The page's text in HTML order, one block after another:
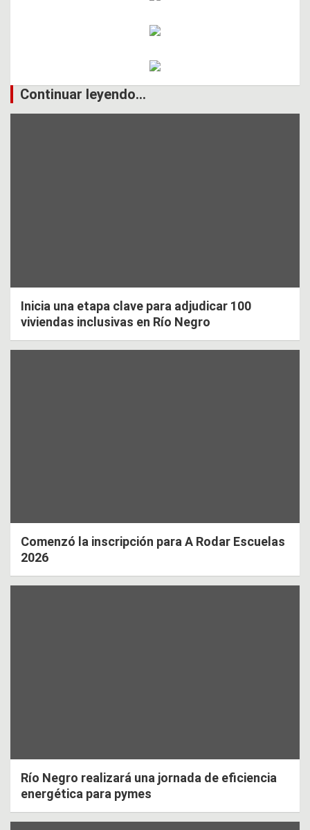
Continuar leyendo...
Inicia una etapa clave para adjudicar 100
viviendas inclusivas en Río Negro
Comenzó la inscripción para A Rodar Escuelas
2026
Río Negro realizará una jornada de eficiencia
energética para pymes